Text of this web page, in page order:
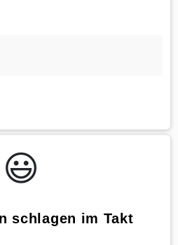
😃️
schlagen im Takt